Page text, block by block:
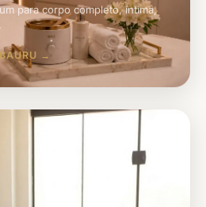
para corpo completo, íntima,